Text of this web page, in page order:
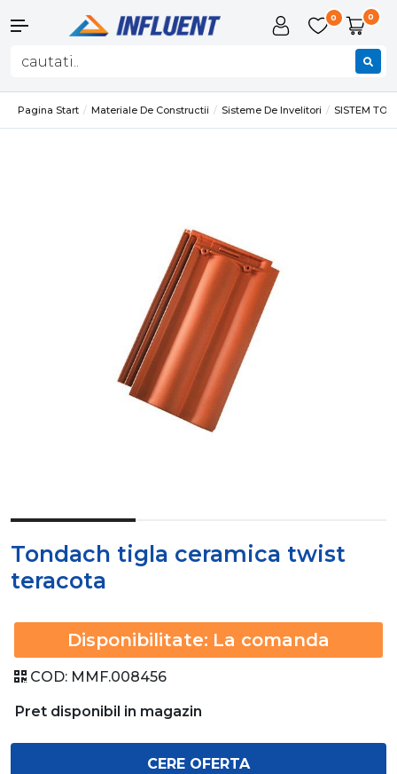
0 0
Pagina Start Materiale De Constructii Sisteme De Invelitori SISTEM
Tondach tigla ceramica twist
teracota
Disponibilitate: La comanda
COD: MMF.008456
Pret disponibil in magazin
CERE OFERTA